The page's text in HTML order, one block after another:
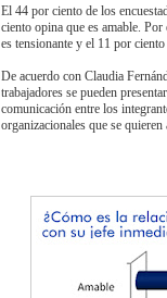
El 44 por ciento de los
ciento opina que es amable.
es tensionante y el 11 por
De acuerdo con Claudia
trabajadores se pueden
comunicación entre los
organizacionales que se quieren